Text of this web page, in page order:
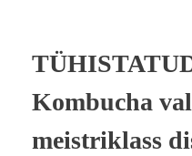
Kombucha
meistriklass